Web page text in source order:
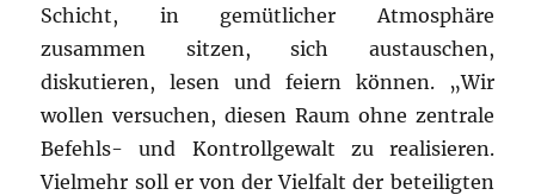
Schicht, in gemütlicher Atmosphäre
zusammen sitzen, sich austauschen,
diskutieren, lesen und feiern können. „Wir
wollen versuchen, diesen Raum ohne zentrale
Befehls- und Kontrollgewalt zu realisieren.
Vielmehr soll er von der Vielfalt der beteiligten